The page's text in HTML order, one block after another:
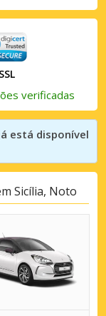
SSL
verificadas
está disponível
Sicília, Noto